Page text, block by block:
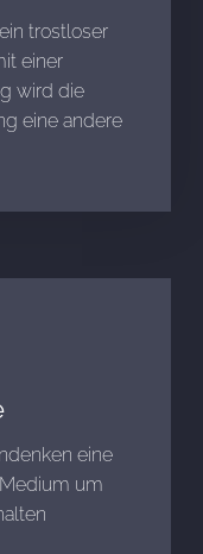
trostloser
einer
wird die
eine andere
eine
um